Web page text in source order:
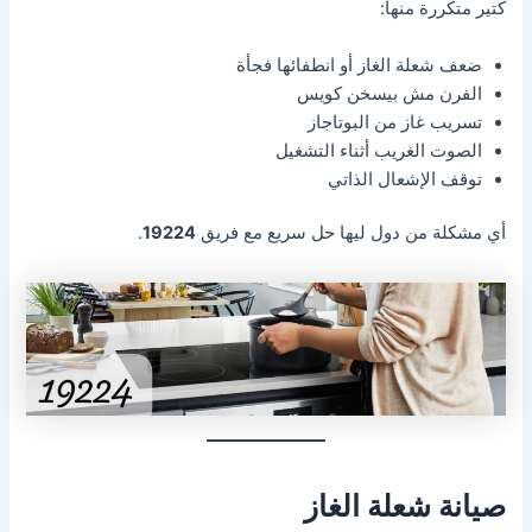
كتير متكررة منها:
ضعف شعلة الغاز أو انطفائها فجأة
الفرن مش بيسخن كويس
تسريب غاز من البوتاجاز
الصوت الغريب أثناء التشغيل
توقف الإشعال الذاتي
أي مشكلة من دول ليها حل سريع مع فريق19224
.
صيانة شعلة الغاز